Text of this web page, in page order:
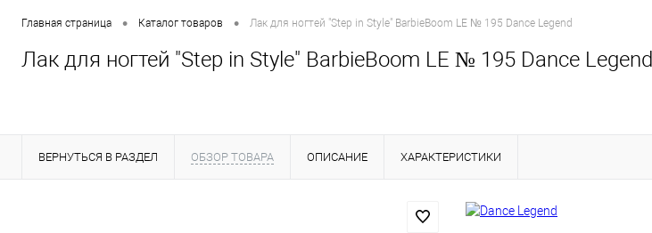
Главная страница • Каталог товаров • Лак для ногтей "Step in Style" BarbieBoom LE № 195 Dance Legend
Лак для ногтей "Step in Style" BarbieBoom LE № 195 Dance Legend
ВЕРНУТЬСЯ В РАЗДЕЛ ОБЗОР ТОВАРА ОПИСАНИЕ ХАРАКТЕРИСТИКИ